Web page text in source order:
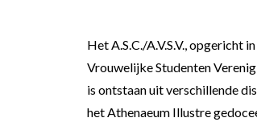
Het A.S.C./A.V.S.V., opgericht
Vrouwelijke Studenten
is ontstaan uit verschillende
het Athenaeum Illustre